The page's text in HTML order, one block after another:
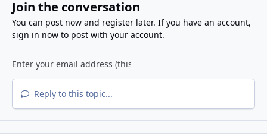
Join the conversation
You can post now and register later. If you have an account,
sign in nowto post with your account.
Reply to this topic...